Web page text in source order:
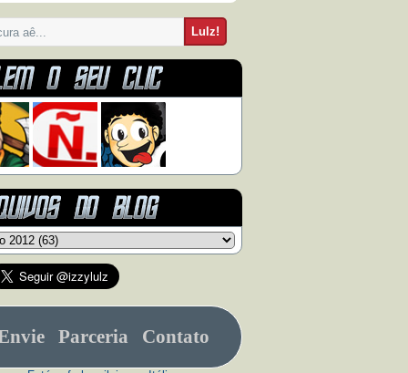
Parceria Contato